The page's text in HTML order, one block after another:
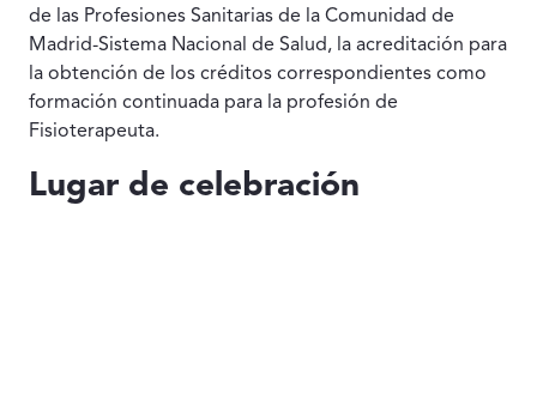
de las Profesiones Sanitarias de la Comunidad de
Madrid-Sistema Nacional de Salud, la acreditación para
la obtención de los créditos correspondientes como
formación continuada para la profesión de
Fisioterapeuta.
Lugar de celebración